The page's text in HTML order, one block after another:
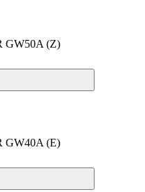
GW50A (Z)
GW40A (E)